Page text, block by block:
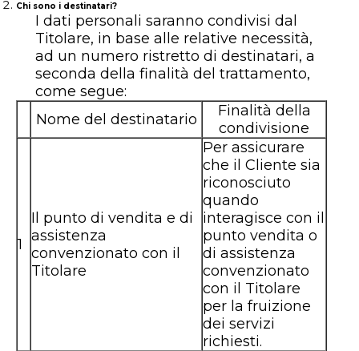
Chi sono i destinatari?
I dati personali saranno condivisi dal
Titolare, in base alle relative necessità,
ad un numero ristretto di destinatari, a
seconda della finalità del trattamento,
come segue:
Nome del destinatario
Finalità della
condivisione
1
Il punto di vendita e di
assistenza
convenzionato con il
Titolare
Per assicurare
che il Cliente sia
riconosciuto
quando
interagisce con il
punto vendita o
di assistenza
convenzionato
con il Titolare
per la fruizione
dei servizi
richiesti.